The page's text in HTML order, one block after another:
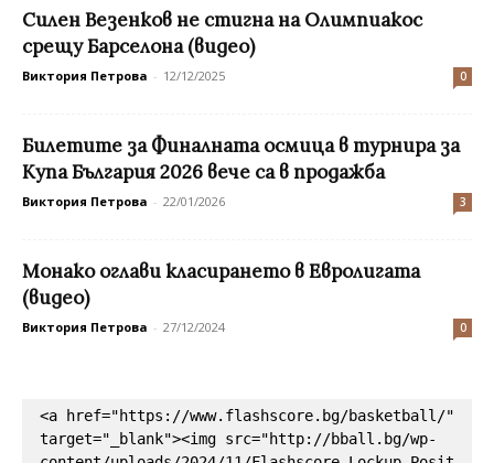
Силен Везенков не стигна на Олимпиакос
срещу Барселона (видео)
Виктория Петрова - 12/12/2025 0
Билетите за Финалната осмица в турнира за
Купа България 2026 вече са в продажба
Виктория Петрова - 22/01/2026 3
Монако оглави класирането в Евролигата
(видео)
Виктория Петрова - 27/12/2024 0
<a href="https://www.flashscore.bg/basketball/"
target="_blank"><img src="http://bball.bg/wp-